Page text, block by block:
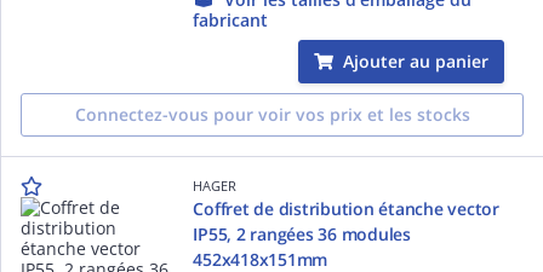
fabricant
Ajouter au panier
Connectez-vous pour voir vos prix et les stocks
HAGER
Coffret de distribution étanche vector
IP55, 2 rangées 36 modules
452x418x151mm